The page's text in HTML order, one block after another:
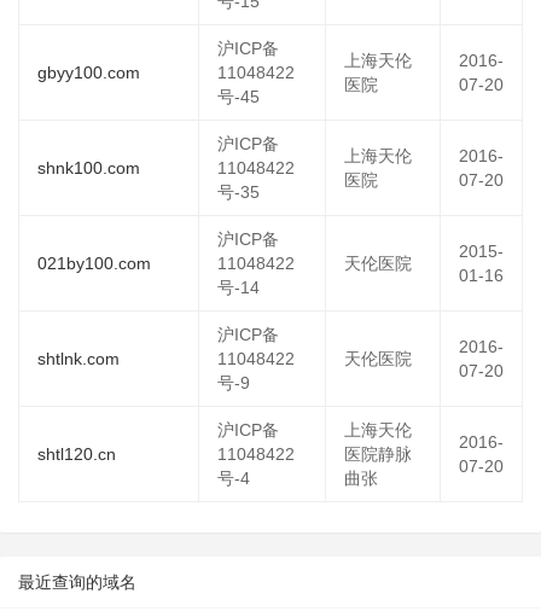
gbyy100.com
沪ICP备
11048422
号-45
上海天伦
医院
2016-
07-20
shnk100.com
沪ICP备
11048422
号-35
上海天伦
医院
2016-
07-20
021by100.com
沪ICP备
11048422
号-14
天伦医院
2015-
01-16
shtlnk.com
沪ICP备
11048422
号-9
天伦医院
2016-
07-20
shtl120.cn
沪ICP备
11048422
号-4
上海天伦
医院静脉
曲张
2016-
07-20
最近查询的域名